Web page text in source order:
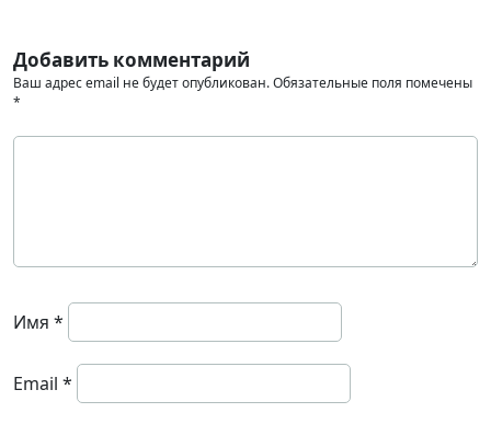
Добавить комментарий
Ваш адрес email не будет опубликован.Обязательные поля помечены
*
Имя *
Email *